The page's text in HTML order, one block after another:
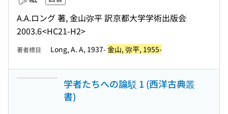
A.A.ロング 著, 金山弥平 訳京都大学学術出版会
2003.6<HC21-H2>
著者標目 Long, A. A, 1937-金山, 弥平, 1955-
学者たちへの論駁 1 (西洋古典叢
書)